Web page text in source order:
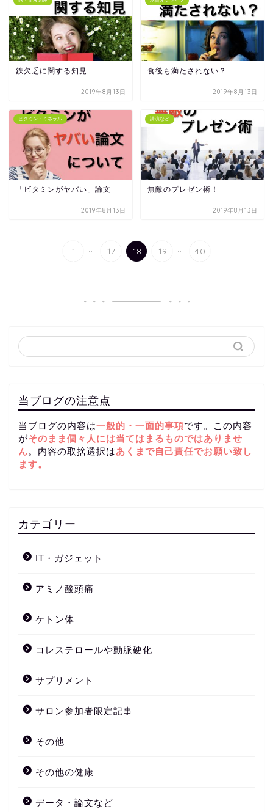
鉄欠乏に関する知見
2019年8月13日
食後も満たされない？
2019年8月13日
ビタミン・ミネラル
「ビタミンがヤバい」論文
2019年8月13日
講演など
無敵のプレゼン術！
2019年8月13日
1 ... 17 18 19 ... 40
当ブログの注意点
当ブログの内容は一般的・一面的事項です。この内容
がそのまま個々人には当てはまるものではありませ
ん。内容の取捨選択はあくまで自己責任でお願い致し
ます。
カテゴリー
IT・ガジェット
アミノ酸頭痛
ケトン体
コレステロールや動脈硬化
サプリメント
サロン参加者限定記事
その他
その他の健康
データ・論文など